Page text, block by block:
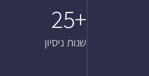
+25
שנות ניסיון